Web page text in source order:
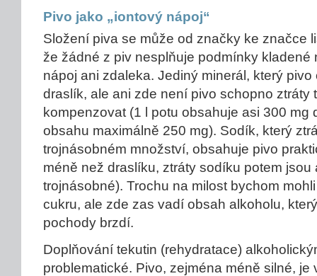
Pivo jako „iontový nápoj“
Složení piva se může od značky ke značce
že žádné z piv nesplňuje podmínky kladené
nápoj ani zdaleka. Jediný minerál, který
draslík, ale ani zde není pivo schopno ztráty
kompenzovat (1 l potu obsahuje asi 300 mg
obsahu maximálně 250 mg). Sodík, který
trojnásobném množství, obsahuje pivo
méně než draslíku, ztráty sodíku potem
trojnásobné). Trochu na milost bychom
cukru, ale zde zas vadí obsah alkoholu,
pochody brzdí.
Doplňování tekutin (rehydratace)
problematické. Pivo, zejména méně silné, je